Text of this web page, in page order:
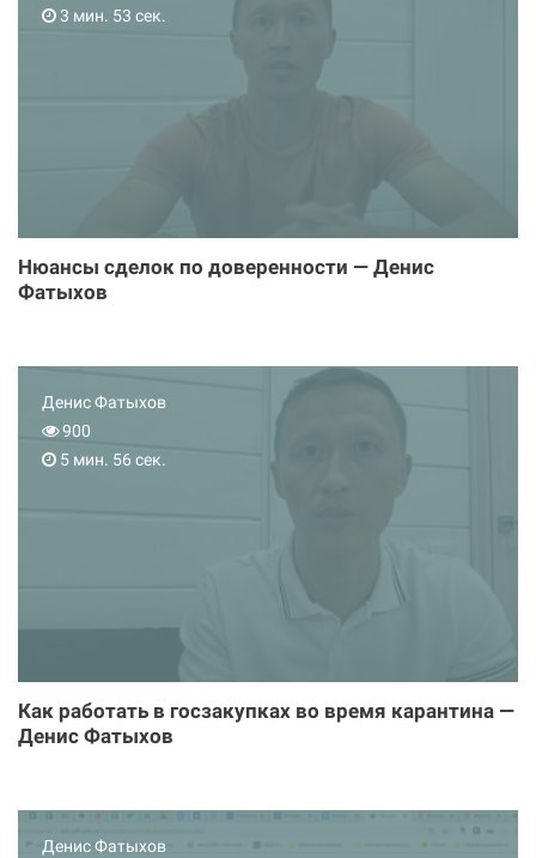
3 мин. 53 сек.
Нюансы сделок по доверенности — Денис
Фатыхов
Денис Фатыхов
900
5 мин. 56 сек.
Как работать в госзакупках во время карантина —
Денис Фатыхов
Денис Фатыхов